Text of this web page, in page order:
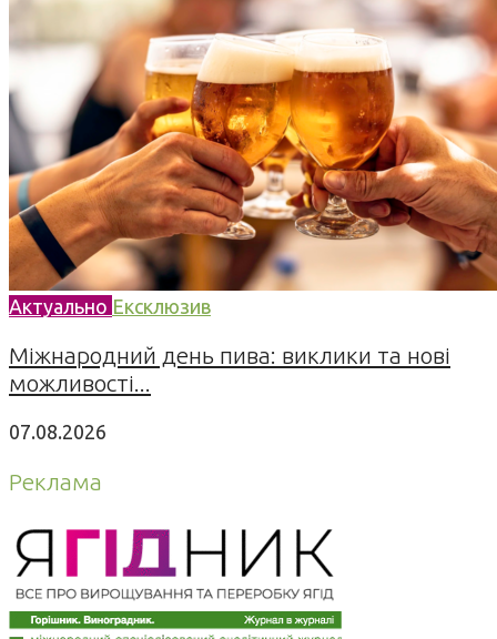
Актуально Ексклюзив
Міжнародний день пива: виклики та нові
можливості...
07.08.2026
Реклама